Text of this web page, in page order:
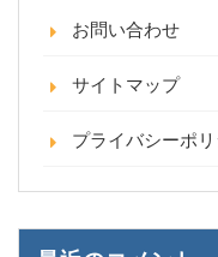
お問い合わせ
サイトマップ
プライバシーポ